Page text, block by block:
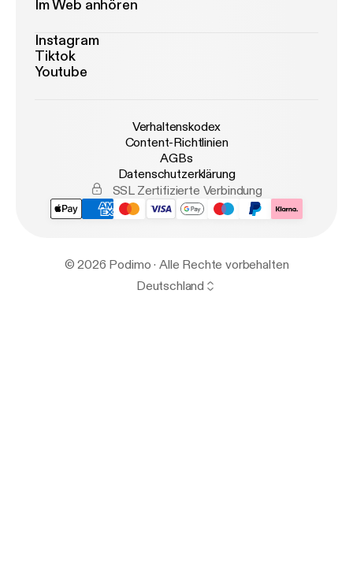
Im Web anhören
Instagram
Tiktok
Youtube
Verhaltenskodex
Content-Richtlinien
AGBs
Datenschutzerklärung
SSL Zertifizierte Verbindung
© 2026 Podimo · Alle Rechte vorbehalten
Deutschland